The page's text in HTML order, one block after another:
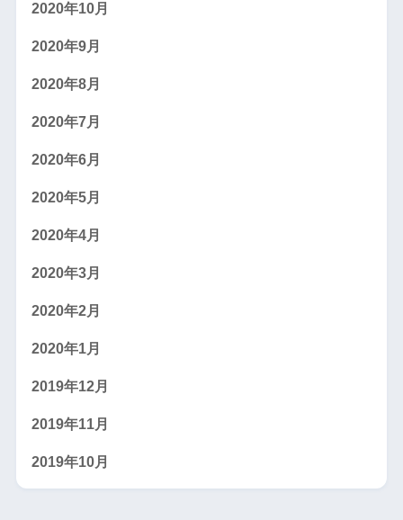
2020年10月
2020年9月
2020年8月
2020年7月
2020年6月
2020年5月
2020年4月
2020年3月
2020年2月
2020年1月
2019年12月
2019年11月
2019年10月